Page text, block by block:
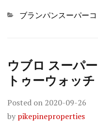
Categories
ブランパンスーパー
ウブロ スーパ
トゥーウォッチ
Posted on 2020-09-26
by pikepineproperties